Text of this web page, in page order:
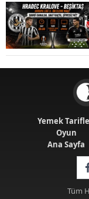
Yemek
Oyun
Ana Sayfa
Tüm